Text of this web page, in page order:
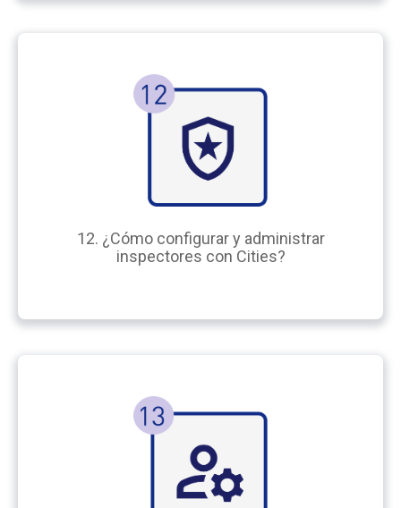
12. ¿Cómo configurar y administrar
inspectores con Cities?